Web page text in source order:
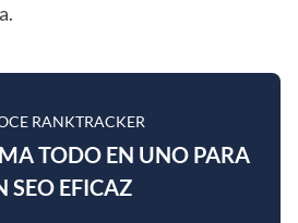
RANKTRACKER
TODO EN UNO PARA
SEO EFICAZ